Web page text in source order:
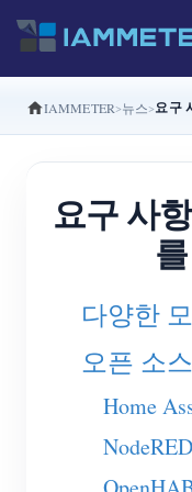
제품
단상 Wi-Fi
분상 Wi-Fi
삼상 Wi-
삼상 Wi-Fi
WiFi 전력
셀프 호스
IAMMETER 뉴스 요구
요구 사
다양한
오픈 소
Home
NodeRED